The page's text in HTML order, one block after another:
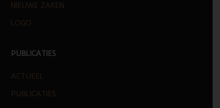
NIEUWE ZAKEN
LOGO
PUBLICATIES
ACTUEEL
PUBLICATIES